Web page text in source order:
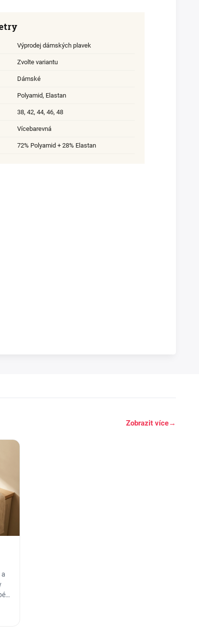
Výprodej dámských plavek
Zvolte variantu
Dámské
Polyamid, Elastan
38, 42, 44, 46, 48
Vícebarevná
72% Polyamid + 28% Elastan
Zobrazit více→